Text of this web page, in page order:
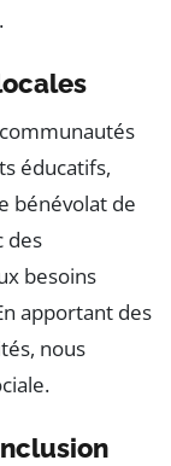
éducatifs,
bénévolat de
des
besoins
apportant des
nous